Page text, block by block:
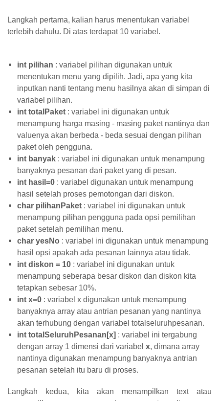
Langkah pertama, kalian harus menentukan variabel
terlebih dahulu. Di atas terdapat 10 variabel.
int pilihan : variabel pilihan digunakan untuk
menentukan menu yang dipilih. Jadi, apa yang kita
inputkan nanti tentang menu hasilnya akan di simpan di
variabel pilihan.
int totalPaket : variabel ini digunakan untuk
menampung harga masing - masing paket nantinya dan
valuenya akan berbeda - beda sesuai dengan pilihan
paket oleh pengguna.
int banyak : variabel ini digunakan untuk menampung
banyaknya pesanan dari paket yang di pesan.
int hasil=0 : variabel digunakan untuk menampung
hasil setelah proses pemotongan dari diskon.
char pilihanPaket : variabel ini digunakan untuk
menampung pilihan pengguna pada opsi pemilihan
paket setelah pemilihan menu.
char yesNo : variabel ini digunakan untuk menampung
hasil opsi apakah ada pesanan lainnya atau tidak.
int diskon = 10 : variabel ini digunakan untuk
menampung seberapa besar diskon dan diskon kita
tetapkan sebesar 10%.
int x=0 : variabel x digunakan untuk menampung
banyaknya array atau antrian pesanan yang nantinya
akan terhubung dengan variabel totalseluruhpesanan.
int totalSeluruhPesanan[x] : variabel ini tergabung
dengan array 1 dimensi dari variabel x, dimana array
nantinya digunakan menampung banyaknya antrian
pesanan setelah itu baru di proses.
Langkah kedua, kita akan menampilkan text atau